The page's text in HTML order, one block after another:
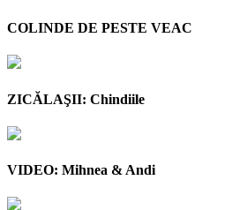
COLINDE DE PESTE VEAC
ZICĂLAŞII: Chindiile
VIDEO: Mihnea & Andi